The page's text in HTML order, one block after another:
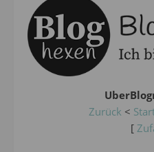
Zurück <
[